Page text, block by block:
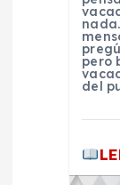
pero
del